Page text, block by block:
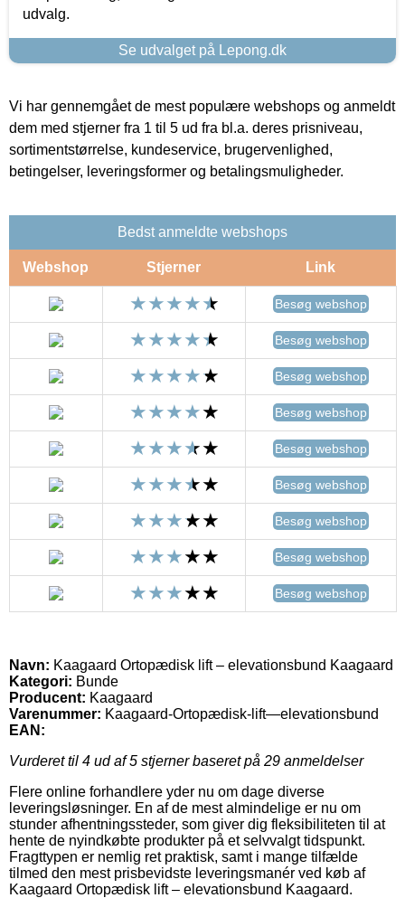
udvalg.
Se udvalget på Lepong.dk
Vi har gennemgået de mest populære webshops og anmeldt
dem med stjerner fra 1 til 5 ud fra bl.a. deres prisniveau,
sortimentstørrelse, kundeservice, brugervenlighed,
betingelser, leveringsformer og betalingsmuligheder.
Bedst anmeldte webshops
Webshop Stjerner Link
Besøg webshop
Besøg webshop
Besøg webshop
Besøg webshop
Besøg webshop
Besøg webshop
Besøg webshop
Besøg webshop
Besøg webshop
Navn: Kaagaard Ortopædisk lift – elevationsbund Kaagaard
Kategori: Bunde
Producent: Kaagaard
Varenummer: Kaagaard-Ortopædisk-lift—elevationsbund
EAN:
Vurderet til 4 ud af 5 stjerner baseret på 29 anmeldelser
Flere online forhandlere yder nu om dage diverse
leveringsløsninger. En af de mest almindelige er nu om
stunder afhentningssteder, som giver dig fleksibiliteten til at
hente de nyindkøbte produkter på et selvvalgt tidspunkt.
Fragttypen er nemlig ret praktisk, samt i mange tilfælde
tilmed den mest prisbevidste leveringsmanér ved køb af
Kaagaard Ortopædisk lift – elevationsbund Kaagaard.